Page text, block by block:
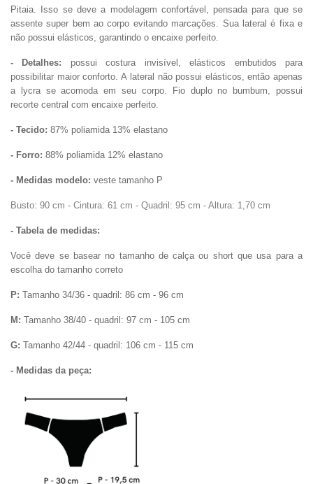
Pitaia. Isso se deve a modelagem confortável, pensada para que se
assente super bem ao corpo evitando marcações. Sua lateral é fixa e
não possui elásticos, garantindo o encaixe perfeito.
- Detalhes: possui costura invisível, elásticos embutidos para
possibilitar maior conforto. A lateral não possui elásticos, então apenas
a lycra se acomoda em seu corpo. Fio duplo no bumbum, possui
recorte central com encaixe perfeito.
- Tecido: 87% poliamida 13% elastano
- Forro: 88% poliamida 12% elastano
- Medidas modelo: veste tamanho P
Busto: 90 cm - Cintura: 61 cm - Quadril: 95 cm - Altura: 1,70 cm
- Tabela de medidas:
Você deve se basear no tamanho de calça ou short que usa para a
escolha do tamanho correto
P: Tamanho 34/36 - quadril: 86 cm - 96 cm
M: Tamanho 38/40 - quadril: 97 cm - 105 cm
G: Tamanho 42/44 - quadril: 106 cm - 115 cm
- Medidas da peça: